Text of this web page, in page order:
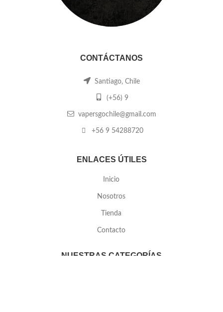
CONTÁCTANOS
Santiago, Chile
(+56) 9
vapersgochile@gmail.com
+56 9 54288720
ENLACES ÚTILES
Inicio
Nosotros
Tienda
Contacto
NUESTRAS CATEGORÍAS